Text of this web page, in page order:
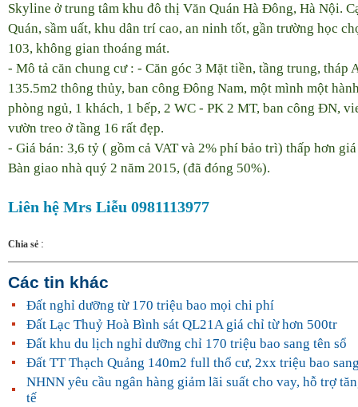
Skyline ở trung tâm khu đô thị Văn Quán Hà Đông, Hà Nội.
Quán, sầm uất, khu dân trí cao, an ninh tốt, gần trường học
103, không gian thoáng mát.
- Mô tả căn chung cư : - Căn góc 3 Mặt tiền, tầng trung, tháp
135.5m2 thông thủy, ban công Đông Nam, một mình một
phòng ngủ, 1 khách, 1 bếp, 2 WC - PK 2 MT, ban công ĐN,
vườn treo ở tầng 16 rất đẹp.
- Giá bán: 3,6 tỷ ( gồm cả VAT và 2% phí bảo trì) thấp hơn
Bàn giao nhà quý 2 năm 2015, (đã đóng 50%).
Liên hệ Mrs Liễu 0981113977
Chia sẻ :
Các tin khác
Đất nghỉ dưỡng từ 170 triệu bao mọi chi phí
Đất Lạc Thuỷ Hoà Bình sát QL21A giá chỉ từ hơn 500tr
Đất khu du lịch nghỉ dưỡng chỉ 170 triệu bao sang tên sổ
Đất TT Thạch Quảng 140m2 full thổ cư, 2xx triệu bao
NHNN yêu cầu ngân hàng giảm lãi suất cho vay, hỗ trợ
tế